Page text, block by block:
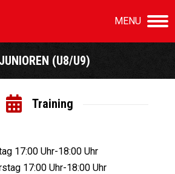
MENU
(U8/U9)
Sie befinden sich hier:
Training
17:00 Uhr-18:00 Uhr
17:00 Uhr-18:00 Uhr